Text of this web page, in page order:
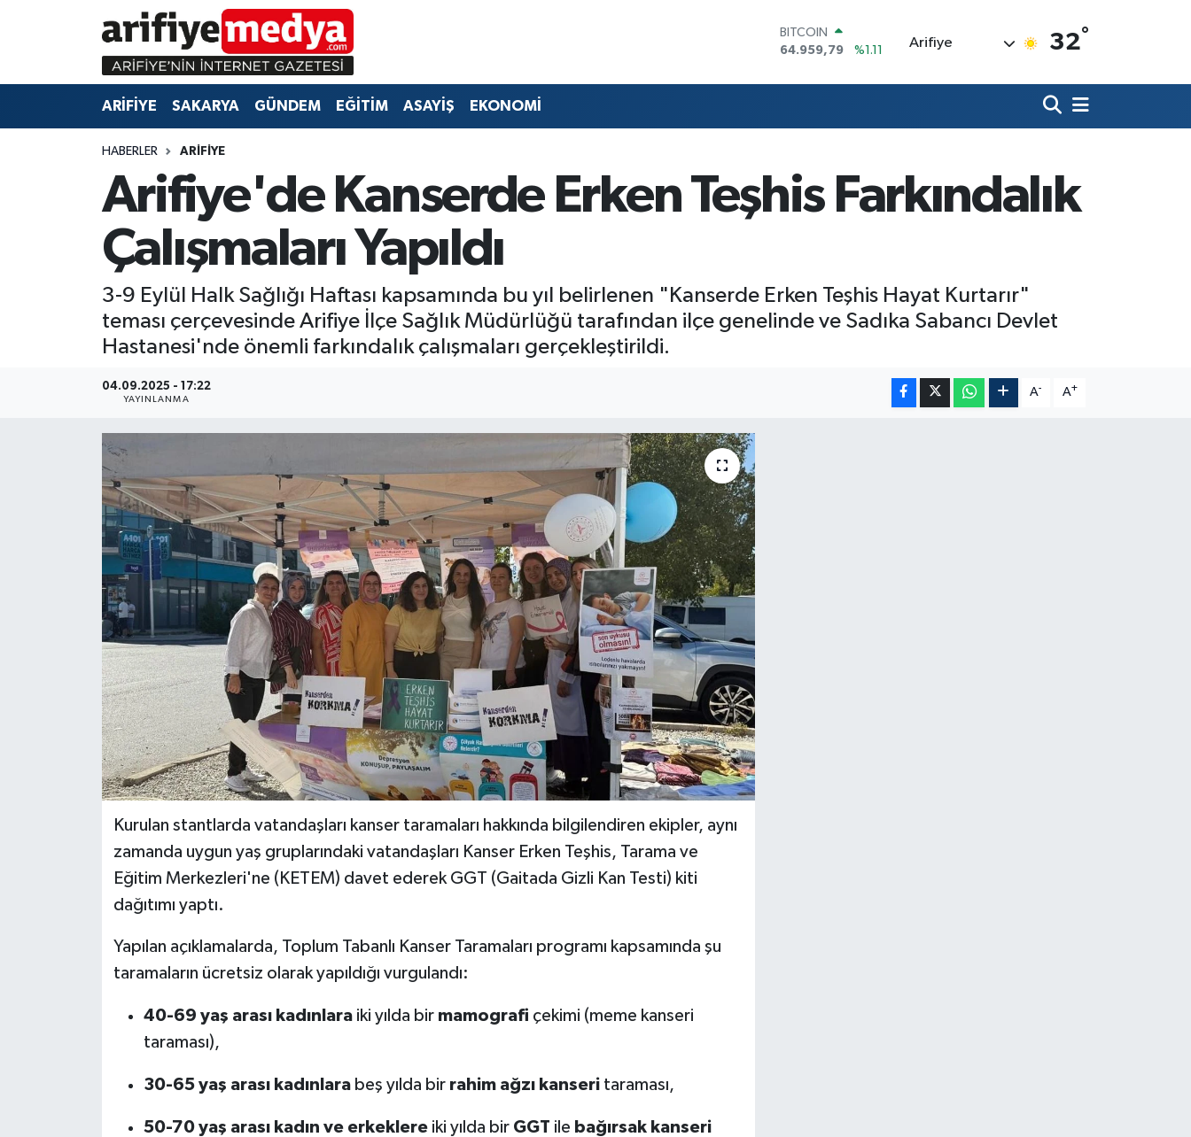
DOLAR
47,7436
%0.18
55,2510
%0.32
BİST100
13.779
%-14
BITCOIN
Arifiye 32°
ARİFİYE SAKARYA GÜNDEM EĞİTİM ASAYİŞ EKONOMİ
HABERLER ARİFİYE
Arifiye'de Kanserde Erken Teşhis Farkındalık
Çalışmaları Yapıldı
3-9 Eylül Halk Sağlığı Haftası kapsamında bu yıl belirlenen "Kanserde Erken Teşhis Hayat Kurtarır"
teması çerçevesinde Arifiye İlçe Sağlık Müdürlüğü tarafından ilçe genelinde ve Sadıka Sabancı Devlet
Hastanesi'nde önemli farkındalık çalışmaları gerçekleştirildi.
04.09.2025 - 17:22
YAYINLANMA
A- A+
Kurulan stantlarda vatandaşları kanser taramaları hakkında bilgilendiren ekipler, aynı
zamanda uygun yaş gruplarındaki vatandaşları Kanser Erken Teşhis, Tarama ve
Eğitim Merkezleri'ne (KETEM) davet ederek GGT (Gaitada Gizli Kan Testi) kiti
dağıtımı yaptı.
Yapılan açıklamalarda, Toplum Tabanlı Kanser Taramaları programı kapsamında şu
taramaların ücretsiz olarak yapıldığı vurgulandı:
40-69 yaş arası kadınlaraiki yılda bir mamografi çekimi (meme kanseri
taraması),
30-65 yaş arası kadınlarabeş yılda bir rahim ağzı kanseritaraması,
50-70 yaş arası kadın ve erkeklereiki yılda bir GGT ile bağırsak kanseri
SAKARYA
GÜNDEM
EKONOMİ
GÜNDEM
EĞİTİM
EKONOMİ
Sakarya Hava Durumu
Sakarya Namaz Vakitleri
Sakarya Trafik Yoğunluk Haritası
Süper Lig Puan Durumu ve Fikstür
Tüm Manşetler
Son Dakika Haberleri
Haber Arşivi